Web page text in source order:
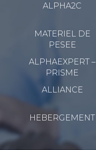
ALPHA2C
MATERIEL DE
PESEE
ALPHAEXPERT –
PRISME
ALLIANCE
HEBERGEMENT